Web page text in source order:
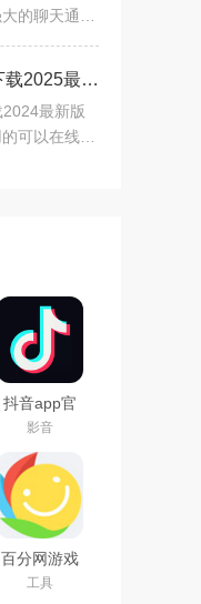
的聊天通讯
轻松沟通和
性好
messenger安卓版下载2025最新版本v488.0.0.56.106 官方最新安卓版
最新版
可以在线视
抖音app官
方最新版本
影音
百分网游戏
盒子下载
2026新版
工具